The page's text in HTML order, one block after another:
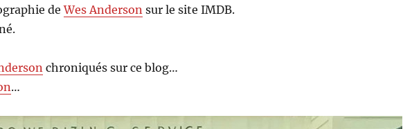
deWes Anderson sur le site IMDB.
chroniqués sur ce blog…
…